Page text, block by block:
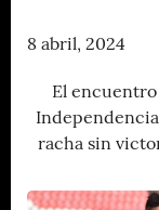
8 abril, 2024
El encuentro
racha sin